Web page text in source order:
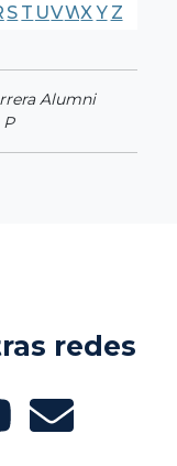
S T UVWX Y Z
Alumni
redes